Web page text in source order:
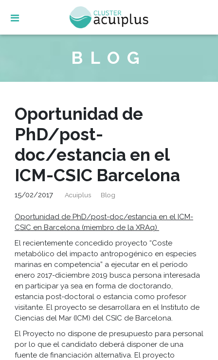
BLOG
Oportunidad de
PhD/post-
doc/estancia en el
ICM-CSIC Barcelona
15/02/2017 Acuiplus Blog
Oportunidad de PhD/post-doc/estancia en el ICM-
CSIC en Barcelona (miembro de la XRAq)
El recientemente concedido proyecto “Coste
metabólico del impacto antropogénico en especies
marinas en competencia” a ejecutar en el período
enero 2017-diciembre 2019 busca persona interesada
en participar ya sea en forma de doctorando,
estancia post-doctoral o estancia como profesor
visitante. El proyecto se desarrollara en el Instituto de
Ciencias del Mar (ICM) del CSIC de Barcelona.
El Proyecto no dispone de presupuesto para personal
por lo que el candidato deberá disponer de una
fuente de financiación alternativa. El proyecto